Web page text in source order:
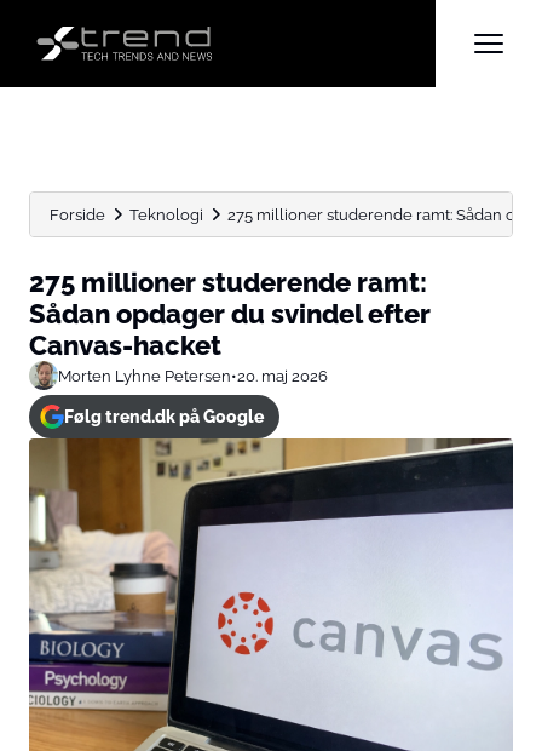
Forside Teknologi 275 millioner studerende ramt: Sådan
275 millioner studerende ramt:
Sådan opdager du svindel efter
Canvas-hacket
Morten Lyhne Petersen•20. maj 2026
Følg trend.dk på Google